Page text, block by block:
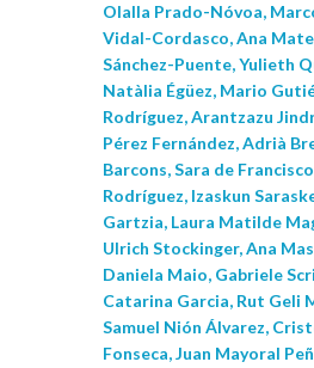
Olalla Prado-Nóvoa,
Vidal-Cordasco, Ana
Sánchez-Puente, Yulieth
Natàlia Égüez, Mario
Rodríguez, Arantzazu
Pérez Fernández, Adrià
Barcons, Sara de Francisco
Rodríguez, Izaskun
Gartzia, Laura Matilde
Ulrich Stockinger, Ana
Daniela Maio, Gabriele
Catarina Garcia, Rut Geli
Samuel Nión Álvarez,
Fonseca, Juan Mayoral